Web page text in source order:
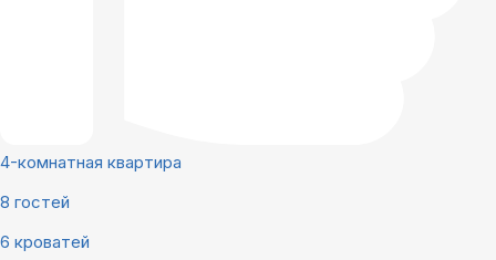
4-комнатная квартира
8 гостей
6 кроватей